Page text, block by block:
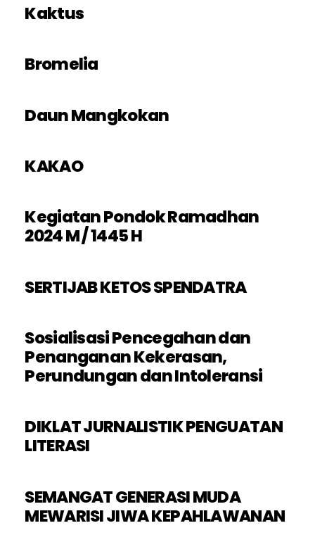
Kaktus
Bromelia
Daun Mangkokan
KAKAO
Kegiatan Pondok Ramadhan
2024 M / 1445 H
SERTIJAB KETOS SPENDATRA
Sosialisasi Pencegahan dan
Penanganan Kekerasan,
Perundungan dan Intoleransi
DIKLAT JURNALISTIK PENGUATAN
LITERASI
SEMANGAT GENERASI MUDA
MEWARISI JIWA KEPAHLAWANAN